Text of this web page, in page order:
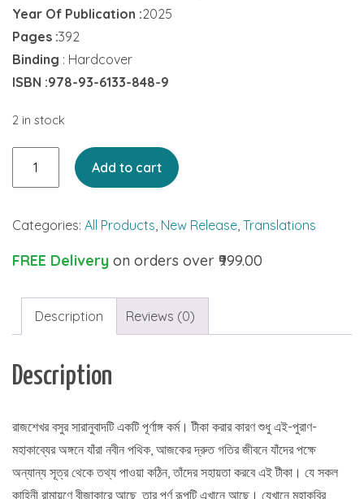
Year Of Publication :2025
Pages :392
Binding : Hardcover
ISBN :978-93-6133-848-9
2 in stock
quantity
Add to cart
Categories: All Products New Release Translations
FREE Delivery on orders over ₹999.00
Description Reviews (0)
Description
রাজশেখর বসুর সারানুবাদটি একটি পূর্ণাঙ্গ কর্ম। টীকা করার কারণ শুধু এই-পুরাণ-
মহাকাব্যের অঙ্গনে যাঁরা নবীন পথিক, আজকের দ্রুত গতির জীবনে যাঁদের পক্ষে
অন্যান্য সূত্র থেকে তথ্য পাওয়া কঠিন, তাঁদের সহায়তা করবে এই টীকা। যে সকল
কাহিনী রামায়ণে বীজাকারে আছে, তার পূর্ণ রূপটি এখানে আছে। যেখানে মহাকবির